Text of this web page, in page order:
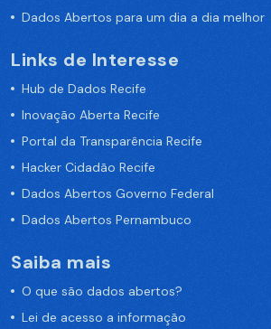
Dados Abertos para um dia a dia melhor
Links de Interesse
Hub de Dados Recife
Inovação Aberta Recife
Portal da Transparência Recife
Hacker Cidadão Recife
Dados Abertos Governo Federal
Dados Abertos Pernambuco
Saiba mais
O que são dados abertos?
Lei de acesso a informação